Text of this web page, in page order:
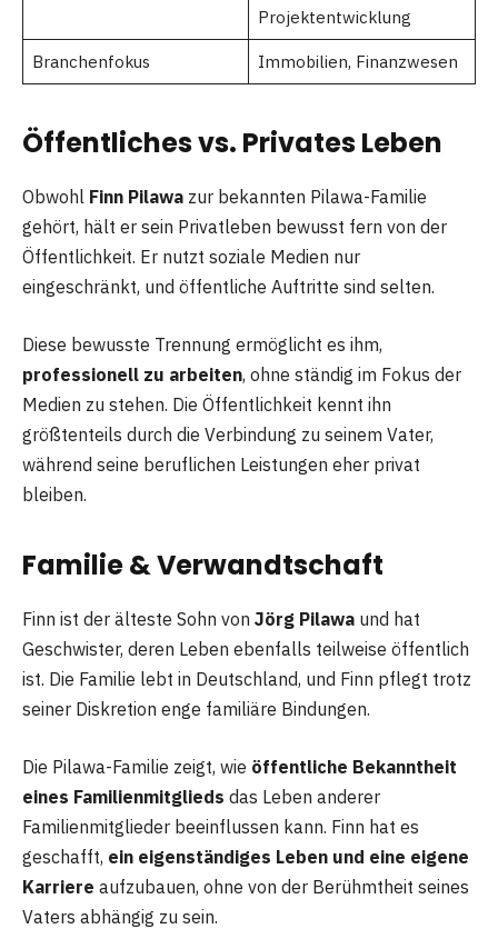
Projektentwicklung
Branchenfokus Immobilien, Finanzwesen
Öffentliches vs. Privates Leben
Obwohl Finn Pilawa zur bekannten Pilawa-Familie
gehört, hält er sein Privatleben bewusst fern von der
Öffentlichkeit. Er nutzt soziale Medien nur
eingeschränkt, und öffentliche Auftritte sind selten.
Diese bewusste Trennung ermöglicht es ihm,
professionell zu arbeiten, ohne ständig im Fokus der
Medien zu stehen. Die Öffentlichkeit kennt ihn
größtenteils durch die Verbindung zu seinem Vater,
während seine beruflichen Leistungen eher privat
bleiben.
Familie & Verwandtschaft
Finn ist der älteste Sohn von Jörg Pilawa und hat
Geschwister, deren Leben ebenfalls teilweise öffentlich
ist. Die Familie lebt in Deutschland, und Finn pflegt trotz
seiner Diskretion enge familiäre Bindungen.
Die Pilawa-Familie zeigt, wie öffentliche Bekanntheit
eines Familienmitglieds das Leben anderer
Familienmitglieder beeinflussen kann. Finn hat es
geschafft, ein eigenständiges Leben und eine eigene
Karriere aufzubauen, ohne von der Berühmtheit seines
Vaters abhängig zu sein.